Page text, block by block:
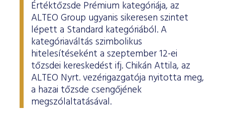
Értéktőzsde Prémium kategóriája, az
ALTEO Group ugyanis sikeresen szintet
lépett a Standard kategóriából. A
kategóriaváltás szimbolikus
hitelesítéseként a szeptember 12-ei
tőzsdei kereskedést ifj. Chikán Attila, az
ALTEO Nyrt. vezérigazgatója nyitotta meg,
a hazai tőzsde csengőjének
megszólaltatásával.